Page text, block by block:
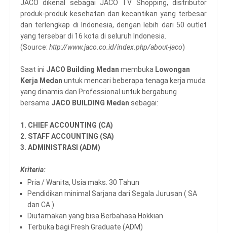
JACO dikenal sebagai JACO TV Shopping, distributor
produk-produk kesehatan dan kecantikan yang terbesar
dan terlengkap di Indonesia, dengan lebih dari 50 outlet
yang tersebar di 16 kota di seluruh Indonesia.
(Source: http://www.jaco.co.id/index.php/about-jaco)
Saat ini JACO Building Medan membuka Lowongan
Kerja Medan untuk mencari beberapa tenaga kerja muda
yang dinamis dan Professional untuk bergabung
bersama JACO BUILDING Medan sebagai:
1. CHIEF ACCOUNTING (CA)
2. STAFF ACCOUNTING (SA)
3. ADMINISTRASI (ADM)
Kriteria:
Pria / Wanita, Usia maks. 30 Tahun
Pendidikan minimal Sarjana dari Segala Jurusan ( SA
dan CA )
Diutamakan yang bisa Berbahasa Hokkian
Terbuka bagi Fresh Graduate (ADM)